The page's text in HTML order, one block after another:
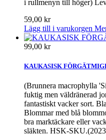
i rullmenyn till höger)
59,00 kr
Lägg till i varukorgen
99,00 kr
KAUKASISK
(Brunnera macrophylla
fuktig men väldränerad
fantastiskt vacker sort.
Blommar med blå
bra marktäckare eller
släkten. HSK-